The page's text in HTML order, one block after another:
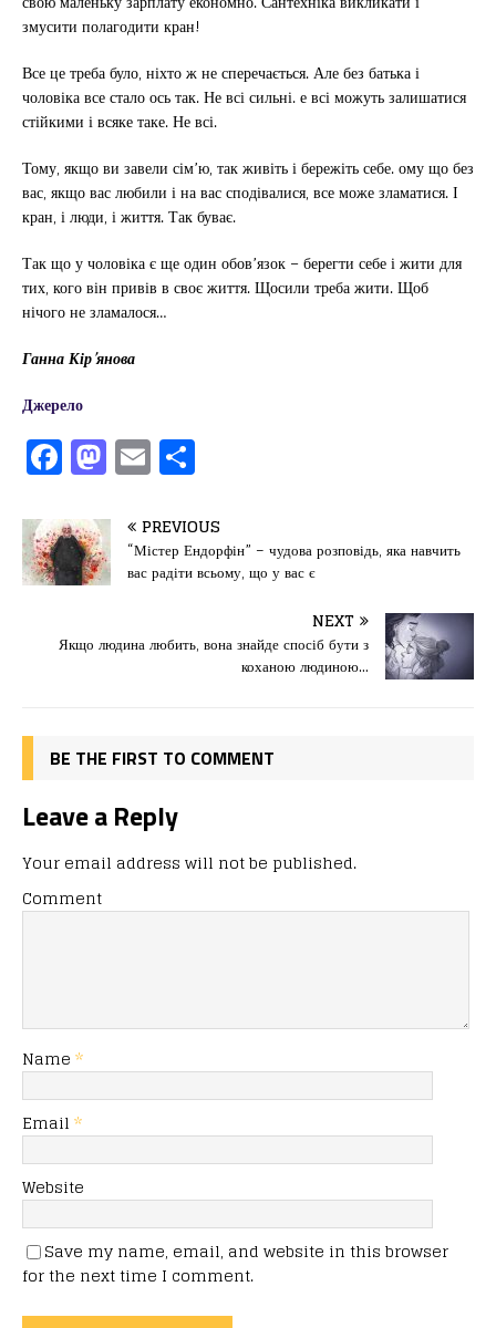
змусити полагодити кран!
Все це треба було, ніхто ж не сперечається. Але без батька і
чоловіка все стало ось так. Не всі сильні. е всі можуть залишатися
стійкими і всяке таке. Не всі.
Тому, якщо ви завели сім’ю, так живіть і бережіть себе. ому що без
вас, якщо вас любили і на вас сподівалися, все може зламатися. І
кран, і люди, і життя. Так буває.
Так що у чоловіка є ще один обов’язок – берегти себе і жити для
тих, кого він привів в своє життя. Щосили треба жити. Щоб
нічого не зламалося…
Ганна Кір’янова
Джерело
F
a
c
e
b
o
o
M
a
st
o
d
o
n
E
m
ai
l
іл
и
т
ис
я
PREVIOUS
“Містер Ендорфін” – чудова розповідь, яка навчить
вас радіти всьому, що у вас є
NEXT
Якщо людина любить, вона знайде спосіб бути з
коханою людиною…
BE THE FIRST TO COMMENT
Leave a Reply
Your email address will not be published.
Comment
Name *
Email *
Website
Save my name, email, and website in this browser
for the next time I comment.